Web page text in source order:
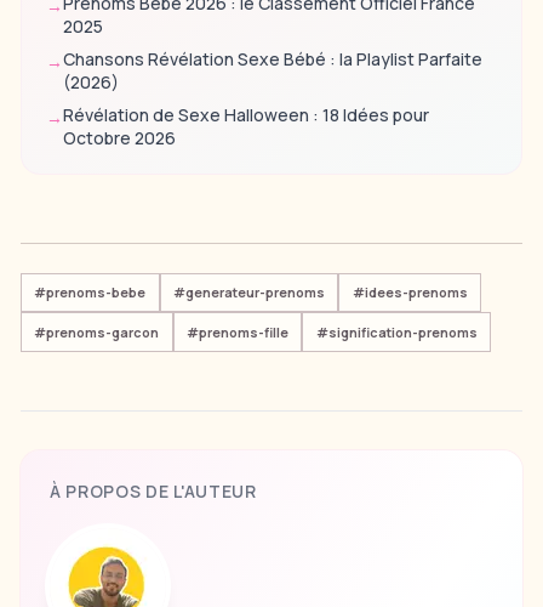
→
2025
→Chansons Révélation Sexe Bébé : la Playlist Parfaite
(2026)
→Révélation de Sexe Halloween : 18 Idées pour
Octobre 2026
#prenoms-bebe #generateur-prenoms #idees-prenoms
#prenoms-garcon #prenoms-fille #signification-prenoms
À PROPOS DE L'AUTEUR